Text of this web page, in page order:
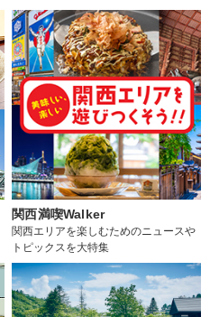
関西満喫Walker
関西エリアを楽しむためのニュースや
トピックスを大特集